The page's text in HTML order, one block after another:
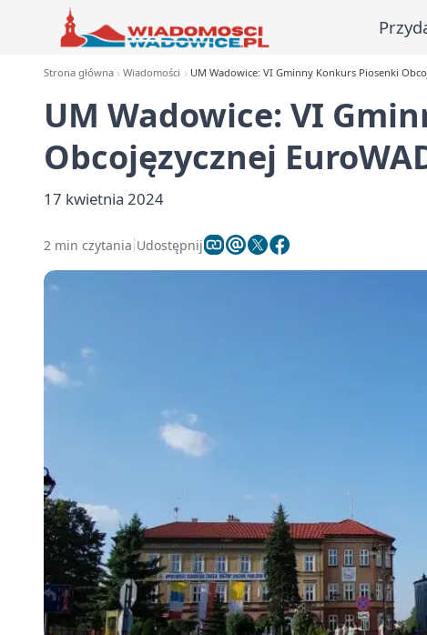
Strona główna Wiadomości UM Wadowice: VI Gminny Konkurs Piosenki
UM Wadowice: VI
Obcojęzycznej
17 kwietnia 2024
2 min czytania Udostępnij